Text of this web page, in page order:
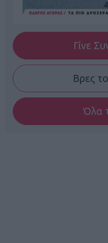
Γίνε
Βρες
Όλα